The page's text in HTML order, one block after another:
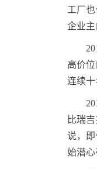
工厂
企业
高价
连续
比瑞
说，
始潜